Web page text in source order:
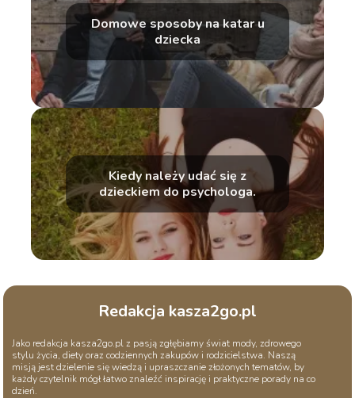
Domowe sposoby na katar u
dziecka
Kiedy należy udać się z
dzieckiem do psychologa.
Redakcja kasza2go.pl
Jako redakcja kasza2go.pl z pasją zgłębiamy świat mody, zdrowego
stylu życia, diety oraz codziennych zakupów i rodzicielstwa. Naszą
misją jest dzielenie się wiedzą i upraszczanie złożonych tematów, by
każdy czytelnik mógł łatwo znaleźć inspirację i praktyczne porady na co
dzień.